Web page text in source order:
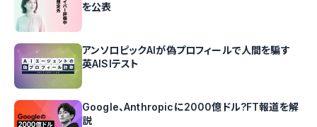
を公表
アンソロピックAIが偽プロフィールで人間を騙す
英AISIテスト
Google、Anthropicに2000億ドル?FT報道を解
説